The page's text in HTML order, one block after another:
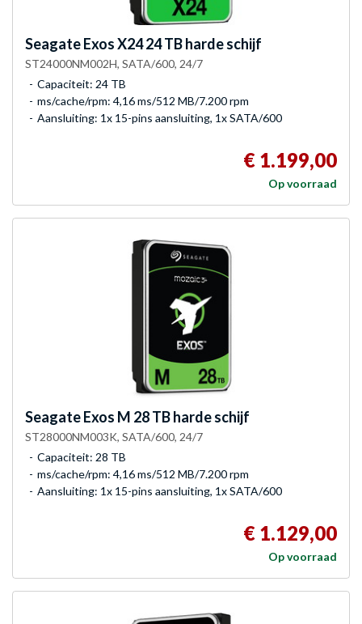
SeagateExos X24 24 TB harde schijf
ST24000NM002H, SATA/600, 24/7
Capaciteit: 24 TB
ms/cache/rpm: 4,16 ms/512 MB/7.200 rpm
Aansluiting: 1x 15-pins aansluiting, 1x SATA/600
€ 1.199,00
Op voorraad
SeagateExos M 28 TB harde schijf
ST28000NM003K, SATA/600, 24/7
Capaciteit: 28 TB
ms/cache/rpm: 4,16 ms/512 MB/7.200 rpm
Aansluiting: 1x 15-pins aansluiting, 1x SATA/600
€ 1.129,00
Op voorraad